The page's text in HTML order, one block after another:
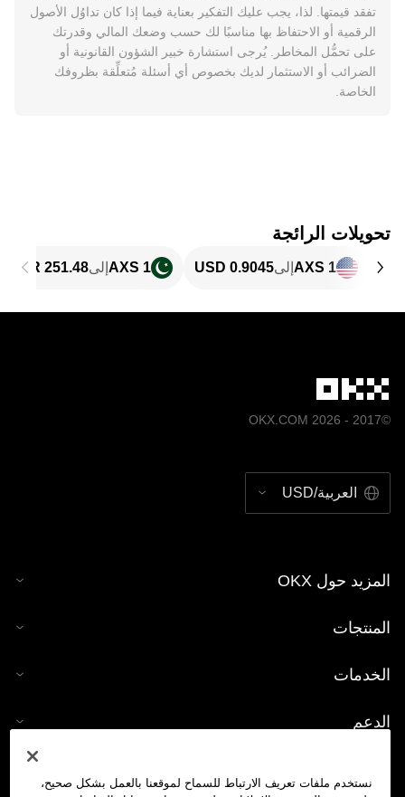
تفقد قيمتها. لذا، يجب عليك التفكير بعناية فيما إذا كان تداوُل الأصول
الرقمية أو الاحتفاظ بها مناسبًا لك حسب وضعك المالي وقدرتك
على تحمُّل المخاطر. يُرجى استشارة خبير الشؤون القانونية أو
الضرائب أو الاستثمار لديك بخصوص أي أسئلة مُتعلِّقة بظروفك
الخاصة.
تحويلات الرائجة
1 AXS إلى 1 AXS إلى
©2017 - 2026 OKX.COM
العربية/USD
المزيد حول OKX
المنتجات
الخدمات
الدعم
نستخدم ملفات تعريف الارتباط للسماح لموقعنا بالعمل بشكل صحيح،